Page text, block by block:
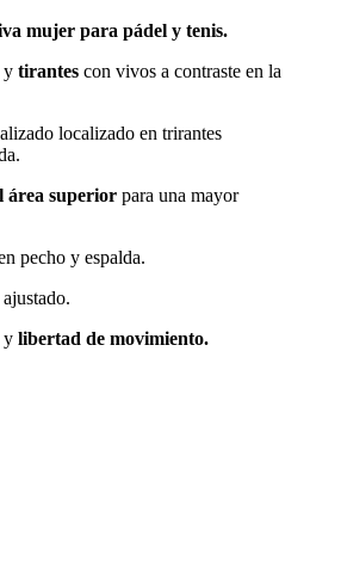
mujer para pádel y tenis.
y tirantes con vivos a contraste en la
localizado en trirantes
área superior para una mayor
pecho y espalda.
ajustado.
y libertad de movimiento.